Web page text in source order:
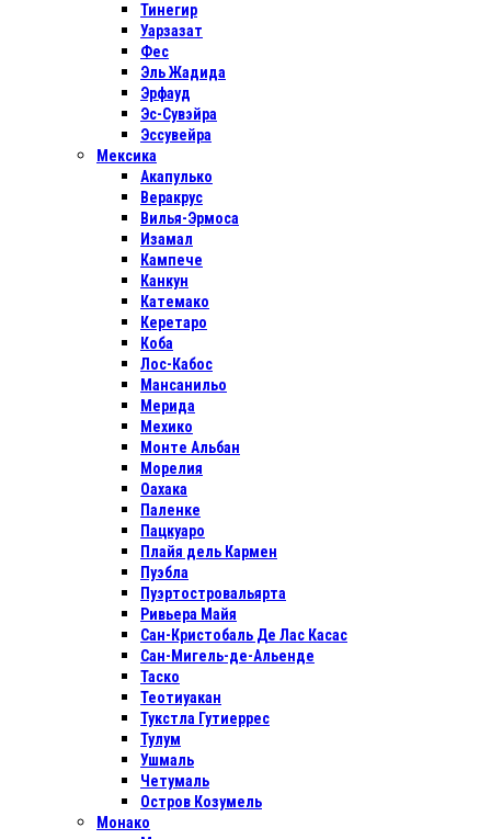
Тинегир
Уарзазат
Фес
Эль Жадида
Эрфауд
Эс-Сувэйра
Эссувейра
Мексика
Акапулько
Веракрус
Вилья-Эрмоса
Изамал
Кампече
Канкун
Катемако
Керетаро
Коба
Лос-Кабос
Мансанильо
Мерида
Мехико
Монте Альбан
Морелия
Оахака
Паленке
Пацкуаро
Плайя дель Кармен
Пуэбла
Пуэртостровальярта
Ривьера Майя
Сан-Кристобаль Де Лас Касас
Сан-Мигель-де-Альенде
Таско
Теотиуакан
Тукстла Гутиеррес
Тулум
Ушмаль
Четумаль
Остров Козумель
Монако